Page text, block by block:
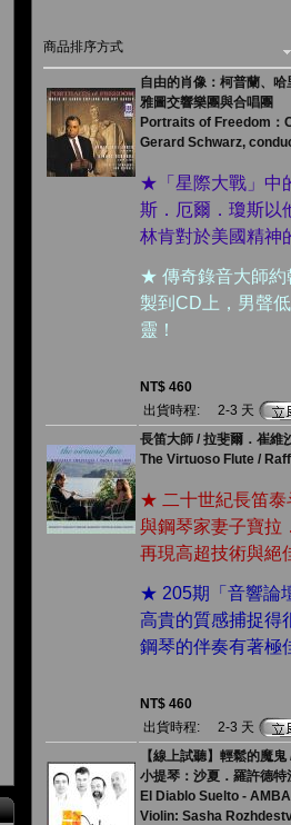
商品排序方式
自由的肖像：柯普蘭、
雅圖交響樂團與合唱團
Portraits of Freedom：
Gerard Schwarz,
★「星際大戰」中
斯．厄爾．瓊斯以
林肯對於美國精神
★ 傳奇錄音大師約
製到CD上，男聲
靈！
NT$ 460
出貨時程:
2-3 天
長笛大師 / 拉斐爾．崔維
The Virtuoso Flute /
★ 二十世紀長笛泰
與鋼琴家妻子寶拉
再現高超技術與絕
★ 205期「音響論
高貴的質感捕捉得
鋼琴的伴奏有著極
NT$ 460
出貨時程:
2-3 天
【線上試聽】輕鬆的魔
小提琴：沙夏．羅許德特
El Diablo Suelto -
Violin: Sasha